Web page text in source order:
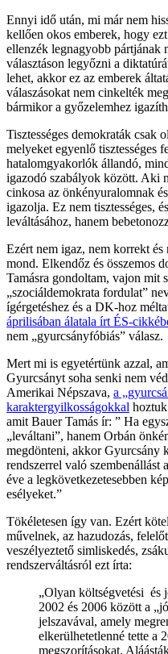
Ennyi idő után, mi már nem
kellően okos emberek, hogy
ellenzék legnagyobb pártjának
választáson legyőzni a
lehet, akkor ez az emberek
válaszásokat nem cinkelték
bármikor a győzelemhez
Tisztességes demokraták csak
melyeket egyenlő tisztességes
hatalomgyakorlók állandó,
igazodó szabályok között. Aki
cinkosa az önkényuralomnak
igazolja. Ez nem tisztességes,
leváltásához, hanem
Ezért nem igaz, nem korrekt
mond. Elkendőz és összemos
Tamásra gondoltam, vajon mit
„szociáldemokrata fordulat”
ígérgetéshez és a DK-hoz
áprilisában álatala írt ÉS-
nem „gyurcsányfóbiás” válasz.
Mert mi is egyetértünk azzal,
Gyurcsányt soha senki nem
Amerikai Népszava, a
karaktergyilkosságokkal
amit Bauer Tamás ír: ” Ha
„leváltani”, hanem Orbán
megdönteni, akkor Gyurcsány
rendszerrel való
éve a legkövetkezetesebben
esélyeket.”
Tökéletesen így van. Ezért
művelnek, az hazudozás,
veszélyeztető simliskedés,
rendszerváltásról ezt írta:
„Olyan költségvetési és
2002 és 2006 között a
jelszavával, amely
elkerülhetetlenné tette a
megszorításokat.